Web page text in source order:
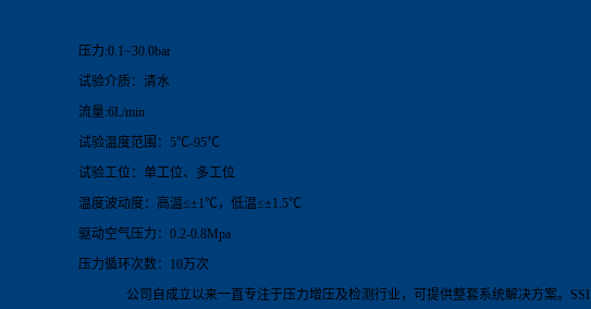
压力:0.1~30.0bar
试验介质：清水
流量:6L/min
试验温度范围：5℃-95℃
试验工位：单工位、多工位
温度波动度：高温≤±1℃，低温≤±1.5℃
驱动空气压力：0.2-0.8Mpa
压力循环次数：10万次
公司自 成立以来一直专注于压力增压及检测行业，可提供整套系统解决方案。 SSI